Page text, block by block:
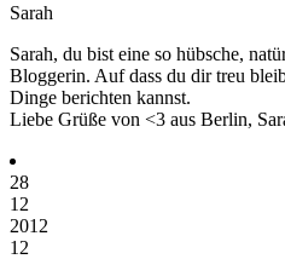
Sarah
Sarah, du bist eine so hübsche,
Bloggerin. Auf dass du dir treu
Dinge berichten kannst.
Liebe Grüße von <3 aus Berlin,
28
12
2012
12